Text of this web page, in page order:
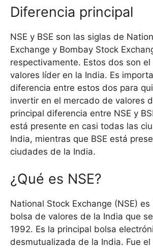
Diferencia principal
NSE y BSE son las siglas de
Exchange y Bombay Stock
respectivamente. Estos dos son
valores líder en la India. Es
diferencia entre estos dos para
invertir en el mercado de valores
principal diferencia entre NSE y
está presente en casi todas las
India, mientras que BSE está
ciudades de la India.
¿Qué es NSE?
National Stock Exchange (NSE) es
bolsa de valores de la India que
1992. Es la principal bolsa
desmutualizada de la India. Fue el